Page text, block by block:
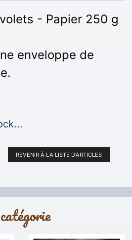
- Papier 250 g
enveloppe de
REVENIR À LA LISTE D'ARTICLES